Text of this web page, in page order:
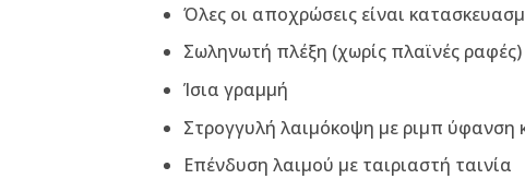
Όλες οι αποχρώσεις είναι
Σωληνωτή πλέξη (χωρίς πλαϊνές ραφές)
Ίσια γραμμή
Στρογγυλή λαιμόκοψη με ριμπ ύφανση
Επένδυση λαιμού με ταιριαστή ταινία